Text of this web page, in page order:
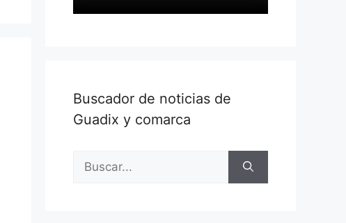
Buscador de noticias de
Guadix y comarca
Buscar: